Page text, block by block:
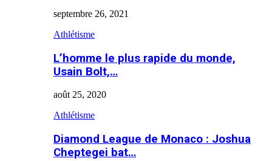
septembre 26, 2021
Athlétisme
L’homme le plus rapide du monde,
Usain Bolt,…
août 25, 2020
Athlétisme
Diamond League de Monaco : Joshua
Cheptegei bat…